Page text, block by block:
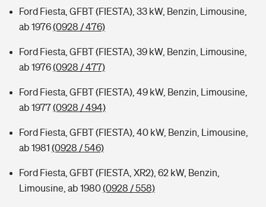
Kinderunfall-Check: Mehr Sicherheit für deine Kids
Typklassen: So ist Ihr Auto eingestuft
Sie haben Fragen?
Ford Fiesta, GFBT (FIESTA), 33 kW, Benzin, Limousine,
ab 1976(0928 / 476)
Ford Fiesta, GFBT (FIESTA), 39 kW, Benzin, Limousine,
ab 1976(0928 / 477)
Ford Fiesta, GFBT (FIESTA), 49 kW, Benzin, Limousine,
ab 1977(0928 / 494)
Ford Fiesta, GFBT (FIESTA), 40 kW, Benzin, Limousine,
ab 1981 (0928 / 546)
Ford Fiesta, GFBT (FIESTA, XR2), 62 kW, Benzin,
Limousine, ab 1980(0928 / 558)